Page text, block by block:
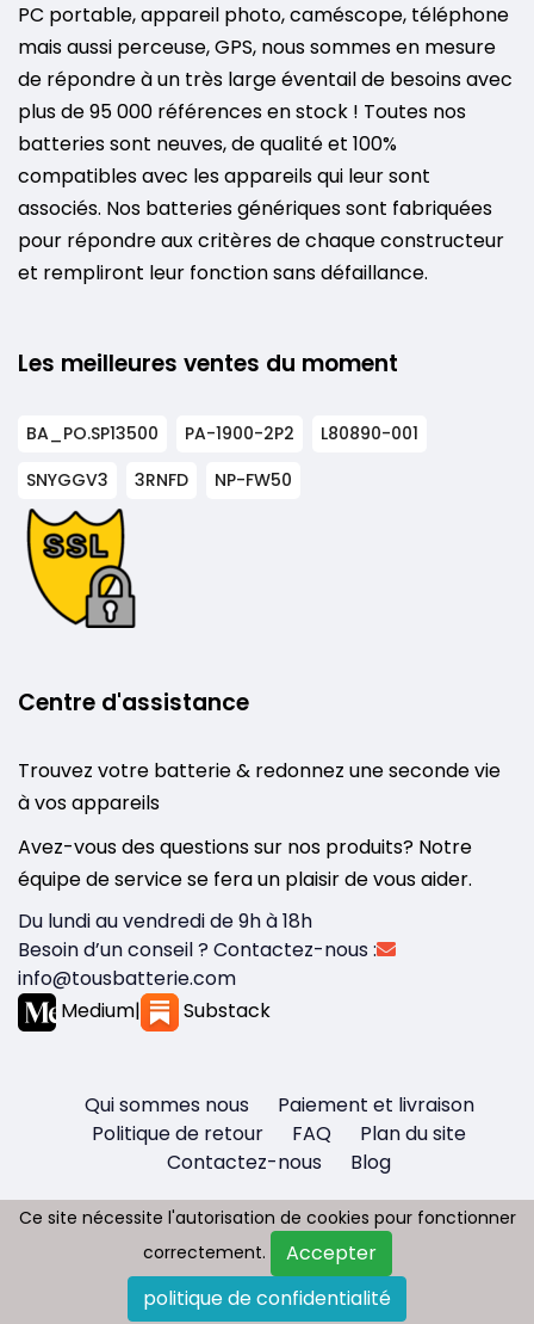
PC portable, appareil photo, caméscope, téléphone
mais aussi perceuse, GPS, nous sommes en mesure
de répondre à un très large éventail de besoins avec
plus de 95 000 références en stock ! Toutes nos
batteries sont neuves, de qualité et 100%
compatibles avec les appareils qui leur sont
associés. Nos batteries génériques sont fabriquées
pour répondre aux critères de chaque constructeur
et rempliront leur fonction sans défaillance.
Les meilleures ventes du moment
BA_PO.SP13500 PA-1900-2P2
L80890-001
SNYGGV3
3RNFD NP-FW50
Centre d'assistance
Trouvez votre batterie & redonnez une seconde vie
à vos appareils
Avez-vous des questions sur nos produits? Notre
équipe de service se fera un plaisir de vous aider.
Du lundi au vendredi de 9h à 18h
Besoin d’un conseil ? Contactez-nous :
info@tousbatterie.com
Medium| Substack
Qui sommes nous
Paiement et livraison
Politique de retour
FAQ
Plan du site
Contactez-nous
Blog
Copyright © 2026 - Tous droit réservés
Tousbatterie.com
Ce site nécessite l'autorisation de cookies pour fonctionner
correctement.
Accepter
politique de confidentialité
Ce site nécessite l'autorisation de cookies pour fonctionner
correctement.
Accepter
politique de confidentialité